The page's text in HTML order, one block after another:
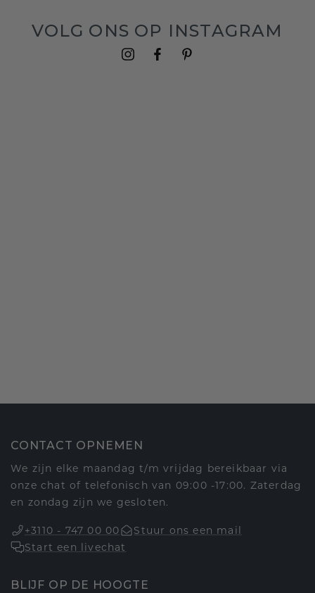
VOLG ONS OP INSTAGRAM
CONTACT OPNEMEN
We zijn elke maandag t/m vrijdag bereikbaar via
onze chat of telefonisch van 09:00 -17:00. Zaterdag
en zondag zijn we gesloten.
+3110 - 747 00 00
Stuur ons een mail
Start een livechat
BLIJF OP DE HOOGTE